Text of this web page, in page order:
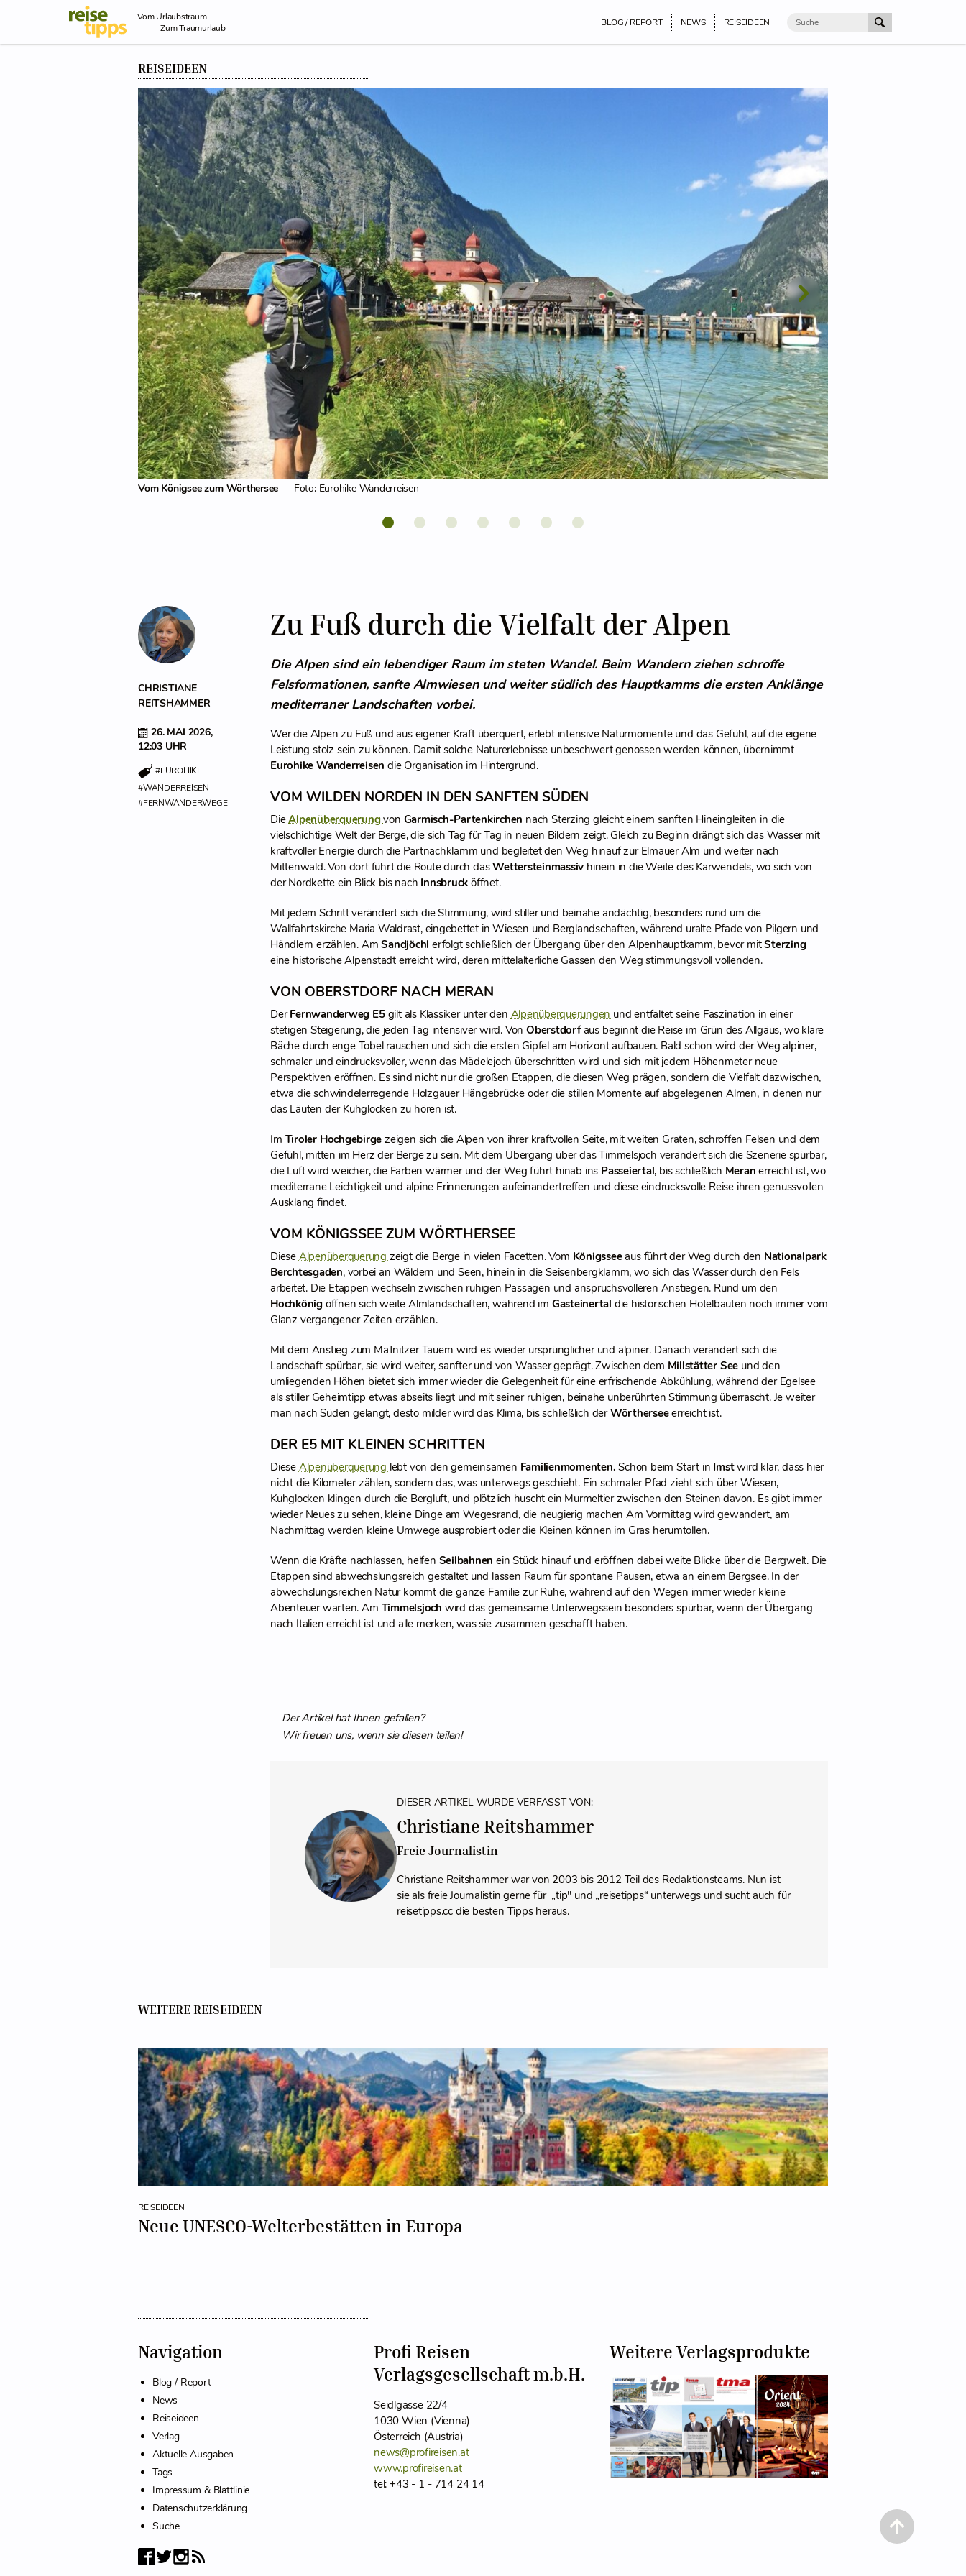
Skip to Content
Vom Urlaubstraum
Zum Traumurlaub
BLOG / REPORT NEWS REISEIDEEN
REISEIDEEN
Vom Königsee zum Wörthersee — Foto: Eurohike Wanderreisen
CHRISTIANE
REITSHAMMER
26. MAI 2026,
12:03 UHR
#EUROHIKE
#WANDERREISEN
#FERNWANDERWEGE
Zu Fuß durch die Vielfalt der Alpen
Die Alpen sind ein lebendiger Raum im steten Wandel. Beim Wandern ziehen schroffe
Felsformationen, sanfte Almwiesen und weiter südlich des Hauptkamms die ersten Anklänge
mediterraner Landschaften vorbei.
Wer die Alpen zu Fuß und aus eigener Kraft überquert, erlebt intensive Naturmomente und das Gefühl, auf die eigene
Leistung stolz sein zu können. Damit solche Naturerlebnisse unbeschwert genossen werden können, übernimmt
Eurohike Wanderreisen die Organisation im Hintergrund.
VOM WILDEN NORDEN IN DEN SANFTEN SÜDEN
DieAlpenüberquerungvon Garmisch-Partenkirchen nach Sterzing gleicht einem sanften Hineingleiten in die
vielschichtige Welt der Berge, die sich Tag für Tag in neuen Bildern zeigt. Gleich zu Beginn drängt sich das Wasser mit
kraftvoller Energie durch die Partnachklamm und begleitet den Weg hinauf zur Elmauer Alm und weiter nach
Mittenwald. Von dort führt die Route durch dasWettersteinmassiv hinein in die Weite des Karwendels, wo sich von
der Nordkette ein Blick bis nach Innsbruck öffnet.
Mit jedem Schritt verändert sich die Stimmung, wird stiller und beinahe andächtig, besonders rund um die
Wallfahrtskirche Maria Waldrast, eingebettet in Wiesen und Berglandschaften, während uralte Pfade von Pilgern und
Händlern erzählen. AmSandjöchl erfolgt schließlich der Übergang über den Alpenhauptkamm, bevor mitSterzing
eine historische Alpenstadt erreicht wird, deren mittelalterliche Gassen den Weg stimmungsvoll vollenden.
VON OBERSTDORF NACH MERAN
DerFernwanderweg E5 gilt als Klassiker unter denAlpenüberquerungenund entfaltet seine Faszination in einer
stetigen Steigerung, die jeden Tag intensiver wird. Von Oberstdorfaus beginnt die Reise im Grün des Allgäus, wo klare
Bäche durch enge Tobel rauschen und sich die ersten Gipfel am Horizont aufbauen. Bald schon wird der Weg alpiner,
schmaler und eindrucksvoller, wenn das Mädelejoch überschritten wird und sich mit jedem Höhenmeter neue
Perspektiven eröffnen. Es sind nicht nur die großen Etappen, die diesen Weg prägen, sondern die Vielfalt dazwischen,
etwa die schwindelerregende Holzgauer Hängebrücke oder die stillen Momente auf abgelegenen Almen, in denen nur
das Läuten der Kuhglocken zu hören ist.
Im Tiroler Hochgebirge zeigen sich die Alpen von ihrer kraftvollen Seite, mit weiten Graten, schroffen Felsen und dem
Gefühl, mitten im Herz der Berge zu sein. Mit dem Übergang über das Timmelsjoch verändert sich die Szenerie spürbar,
die Luft wird weicher, die Farben wärmer und der Weg führt hinab ins Passeiertal, bis schließlich Meranerreicht ist, wo
mediterrane Leichtigkeit und alpine Erinnerungen aufeinandertreffen und diese eindrucksvolle Reise ihren genussvollen
Ausklang findet.
VOM KÖNIGSSEE ZUM WÖRTHERSEE
DieseAlpenüberquerungzeigt die Berge in vielen Facetten. Vom Königsseeaus führt der Weg durch den Nationalpark
Berchtesgaden, vorbei an Wäldern und Seen, hinein in die Seisenbergklamm, wo sich das Wasser durch den Fels
arbeitet. Die Etappen wechseln zwischen ruhigen Passagen und anspruchsvolleren Anstiegen. Rund um den
Hochkönig öffnen sich weite Almlandschaften, während im Gasteinertal die historischen Hotelbauten noch immer vom
Glanz vergangener Zeiten erzählen.
Mit dem Anstieg zum Mallnitzer Tauern wird es wieder ursprünglicher und alpiner. Danach verändert sich die
Landschaft spürbar, sie wird weiter, sanfter und von Wasser geprägt. Zwischen dem Millstätter See und den
umliegenden Höhen bietet sich immer wieder die Gelegenheit für eine erfrischende Abkühlung, während der Egelsee
als stiller Geheimtipp etwas abseits liegt und mit seiner ruhigen, beinahe unberührten Stimmung überrascht. Je weiter
man nach Süden gelangt, desto milder wird das Klima, bis schließlich derWörtherseeerreicht ist.
DER E5 MIT KLEINEN SCHRITTEN
DieseAlpenüberquerunglebt von den gemeinsamen Familienmomenten.Schon beim Start in Imstwird klar, dass hier
nicht die Kilometer zählen, sondern das, was unterwegs geschieht. Ein schmaler Pfad zieht sich über Wiesen,
Kuhglocken klingen durch die Bergluft, und plötzlich huscht ein Murmeltier zwischen den Steinen davon. Es gibt immer
wieder Neues zu sehen, kleine Dinge am Wegesrand, die neugierig machen Am Vormittag wird gewandert, am
Nachmittag werden kleine Umwege ausprobiert oder die Kleinen können im Gras herumtollen.
Wenn die Kräfte nachlassen, helfen Seilbahnen ein Stück hinauf und eröffnen dabei weite Blicke über die Bergwelt. Die
Etappen sind abwechslungsreich gestaltet und lassen Raum für spontane Pausen, etwa an einem Bergsee. In der
abwechslungsreichen Natur kommt die ganze Familie zur Ruhe, während auf den Wegen immer wieder kleine
Abenteuer warten. Am Timmelsjoch wird das gemeinsame Unterwegssein besonders spürbar, wenn der Übergang
nach Italien erreicht ist und alle merken, was sie zusammen geschafft haben.
Der Artikel hat Ihnen gefallen?
Wir freuen uns, wenn sie diesen teilen!
DIESER ARTIKEL WURDE VERFASST VON:
Christiane Reitshammer
Freie Journalistin
Christiane Reitshammer war von 2003 bis 2012 Teil des Redaktionsteams. Nun ist
sie als freie Journalistin gerne für „tip" und „reisetipps“ unterwegs und sucht auch für
reisetipps.cc die besten Tipps heraus.
WEITERE REISEIDEEN
REISEIDEEN
Neue UNESCO-Welterbestätten in Europa
Navigation
Blog / Report
News
Reiseideen
Verlag
Aktuelle Ausgaben
Tags
Impressum & Blattlinie
Datenschutzerklärung
Suche
Profi Reisen
Verlagsgesellschaft m.b.H.
Seidlgasse 22/4
1030 Wien (Vienna)
Österreich (Austria)
news@profireisen.at
www.profireisen.at
tel: +43 - 1 - 714 24 14
Weitere Verlagsprodukte